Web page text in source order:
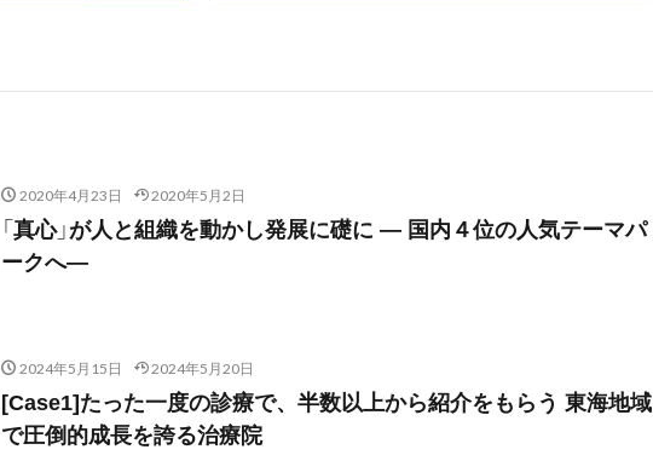
2020年4月23日 2020年5月2日
「真心」が人と組織を動かし発展に礎に ― 国内４位の人気テーマパ
ークへ―
2024年5月15日 2024年5月20日
[Case1]たった一度の診療で、半数以上から紹介をもらう 東海地域
で圧倒的成長を誇る治療院